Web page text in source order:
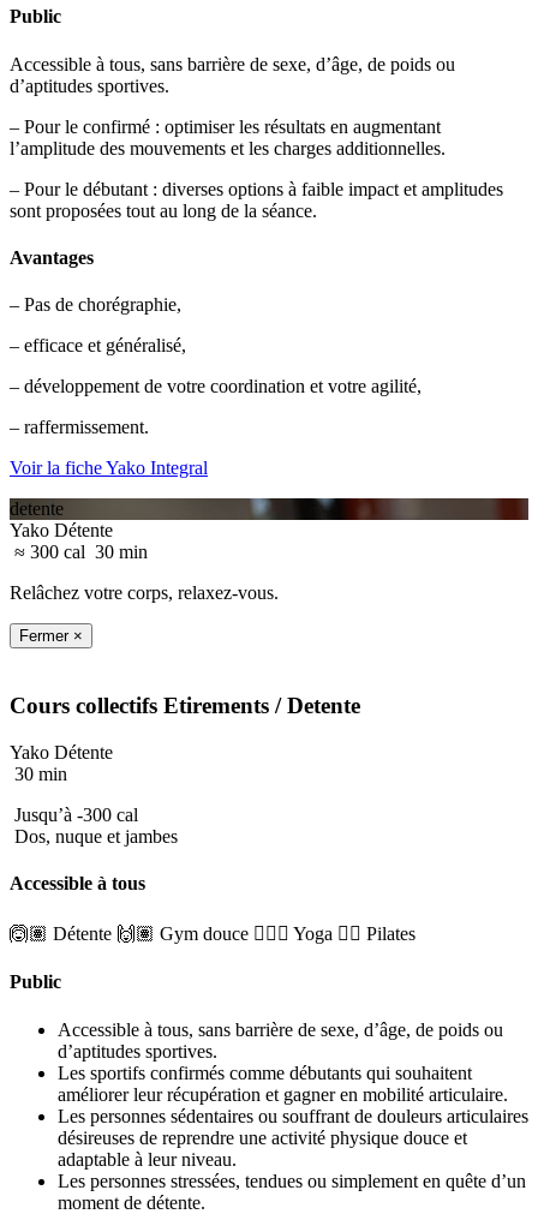
Public
Accessible à tous, sans barrière de sexe, d’âge, de poids ou
d’aptitudes sportives.
– Pour le confirmé : optimiser les résultats en augmentant
l’amplitude des mouvements et les charges additionnelles.
– Pour le débutant : diverses options à faible impact et amplitudes
sont proposées tout au long de la séance.
Avantages
– Pas de chorégraphie,
– efficace et généralisé,
– développement de votre coordination et votre agilité,
– raffermissement.
Voir la fiche Yako Integral
detente
Yako Détente
≈ 300 cal 30 min
Relâchez votre corps, relaxez-vous.
Fermer ×
Cours collectifs Etirements / Detente
Yako Détente
30 min
Jusqu’à -300 cal
Dos, nuque et jambes
Accessible à tous
🙆🏽 Détente 🙌🏽 Gym douce 🧘🏼‍♂️ Yoga 🤸‍♀️ Pilates
Public
Accessible à tous, sans barrière de sexe, d’âge, de poids ou
d’aptitudes sportives.
Les sportifs confirmés comme débutants qui souhaitent
améliorer leur récupération et gagner en mobilité articulaire.
Les personnes sédentaires ou souffrant de douleurs articulaires
désireuses de reprendre une activité physique douce et
adaptable à leur niveau.
Les personnes stressées, tendues ou simplement en quête d’un
moment de détente.